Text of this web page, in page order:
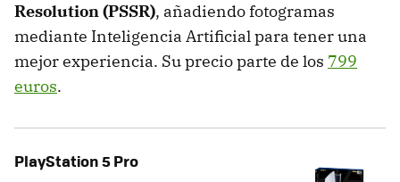
Resolution (PSSR), añadiendo fotogramas
mediante Inteligencia Artificial para tener una
mejor experiencia. Su precio parte de los 799
euros.
PlayStation 5 Pro